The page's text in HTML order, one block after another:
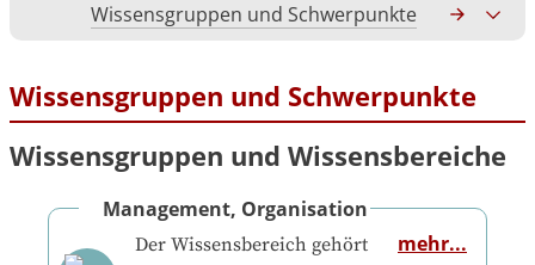
Wissensgruppen und Schwerpunkte
Wissensgruppen und Schwerpunkte
Wissensgruppen und Wissensbereiche
Management, Organisation
Der Wissensbereich gehört
mehr...